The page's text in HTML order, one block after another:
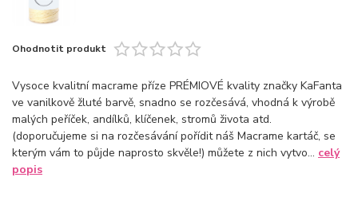
Ohodnotit produkt
Vysoce kvalitní macrame příze PRÉMIOVÉ kvality značky KaFanta
ve vanilkově žluté barvě, snadno se rozčesává, vhodná k výrobě
malých peříček, andílků, klíčenek, stromů života atd.
(doporučujeme si na rozčesávání pořídit náš Macrame kartáč, se
kterým vám to půjde naprosto skvěle!) můžete z nich vytvo... celý
popis